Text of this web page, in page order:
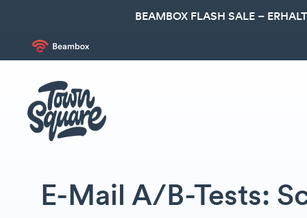
BEAMBOX FLASH SALE –
E-Mail A/B-Tests: